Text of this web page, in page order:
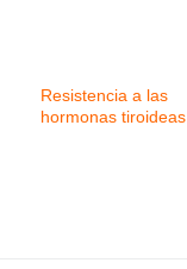
Resistencia a las
hormonas tiroideas